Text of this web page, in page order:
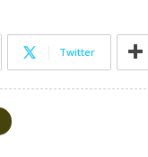
Twitter